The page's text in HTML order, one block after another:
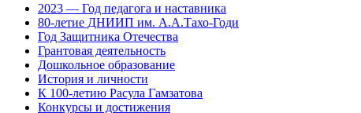
2023 — Год педагога и наставника
80-летие ДНИИП им. А.А.Тахо-Годи
Год Защитника Отечества
Грантовая деятельность
Дошкольное образование
История и личности
К 100-летию Расула Гамзатова
Конкурсы и достижения